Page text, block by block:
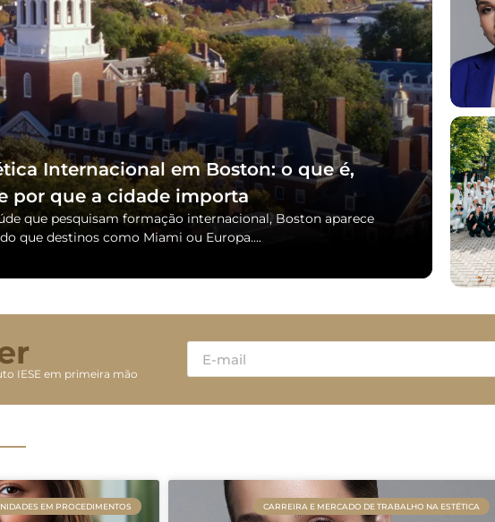
Internacional em Boston: o que é,
por que a cidade importa
que pesquisam formação internacional, Boston aparece
que destinos como Miami ou Europa....
IESE em primeira mão
EM PROCEDIMENTOS CARREIRA E MERCADO DE TRABALHO NA ESTÉTICA